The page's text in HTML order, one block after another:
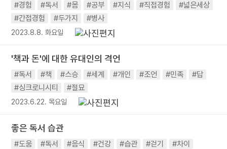
#경험 #독서 #몸 #공부 #지식 #직접경험
#넓은세상
#간접경험
#두가지 #병사
2023.8.8. 화요일
'책과 돈'에 대한 유대인의 격언
#독서 #책 #스승 #세계 #개인 #조언 #민족
#답
#싱크로니시티
#절묘
2023.6.22. 목요일
좋은 독서 습관
#도움 #독서 #음식 #건강 #습관 #걷기
#차이